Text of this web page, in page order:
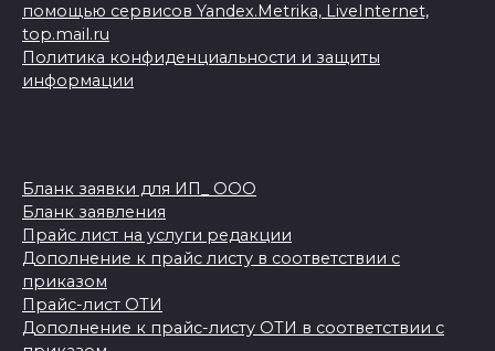
помощью сервисов Yandex.Metrika, LiveInternet,
top.mail.ru
Политика конфиденциальности и защиты
информации
Бланк заявки для ИП_ ООО
Бланк заявления
Прайс лист на услуги редакции
Дополнение к прайс листу в соответствии с
приказом
Прайс-лист ОТИ
Дополнение к прайс-листу ОТИ в соответствии с